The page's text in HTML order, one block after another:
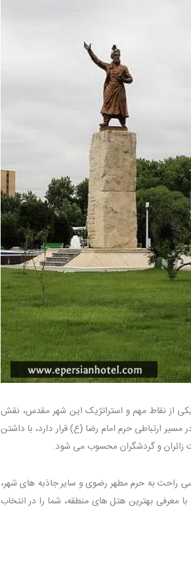
از نقاط مهم و استراتژیک این شهر مقدس، نقش
ارتباطی حرم امام رضا (ع) قرار دارد، با داشتن
زائران و گردشگران محسوب می شود.
راحت به حرم مطهر رضوی و سایر جاذبه های شهر،
با معرفی بهترین هتل های منطقه، شما را در انتخاب